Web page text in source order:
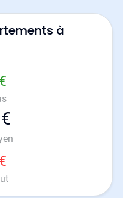
à